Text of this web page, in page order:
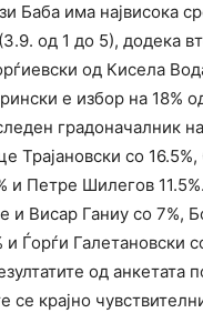
Баба има највисока
од 1 до 5), додека
од Кисела
е избор на 18%
градоначалник
Трајановски со
и Петре Шилегов
и Висар Ганиу со 7%,
Ѓорѓи Галетановски
од анкетата
се крајно